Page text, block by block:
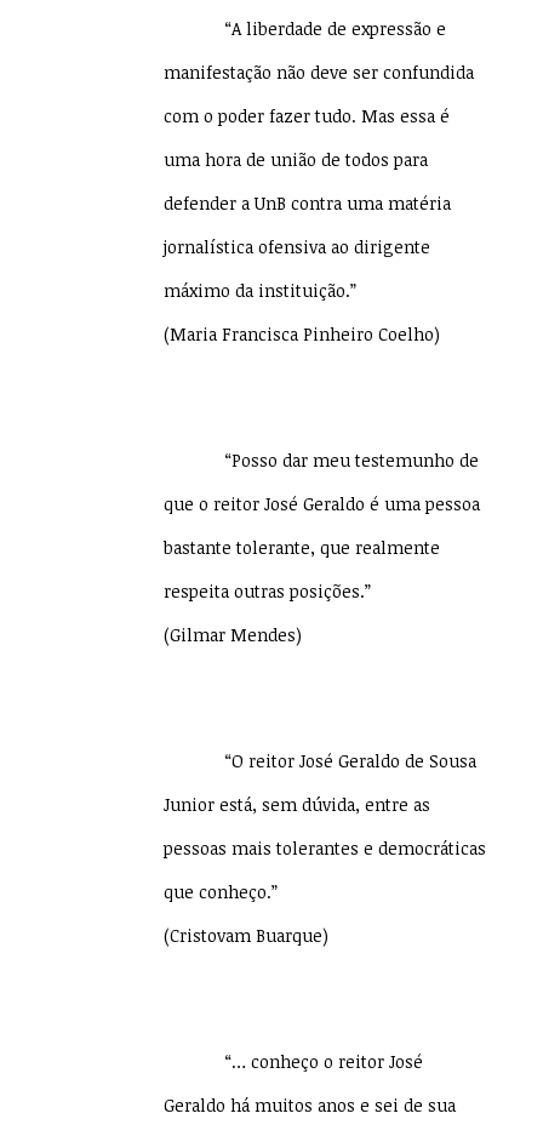
“A liberdade de expressão e
manifestação não deve ser confundida
com o poder fazer tudo. Mas essa é
uma hora de união de todos para
defender a UnB contra uma matéria
jornalística ofensiva ao dirigente
máximo da instituição.”
(Maria Francisca Pinheiro Coelho)
“Posso dar meu testemunho de
que o reitor José Geraldo é uma pessoa
bastante tolerante, que realmente
respeita outras posições.”
(Gilmar Mendes)
“O reitor José Geraldo de Sousa
Junior está, sem dúvida, entre as
pessoas mais tolerantes e democráticas
que conheço.”
(Cristovam Buarque)
“… conheço o reitor José
Geraldo há muitos anos e sei de sua